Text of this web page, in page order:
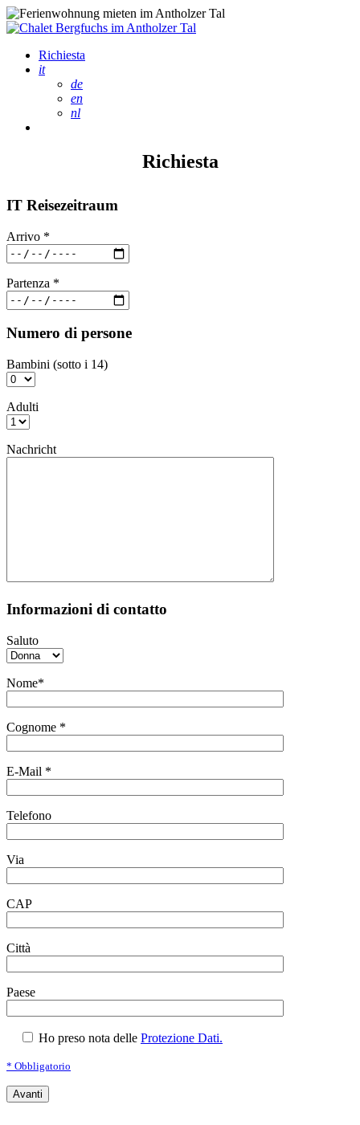
Skip
to
Richiesta
it
de
en
nl
Richiesta
IT Reisezeitraum
Arrivo *
Partenza *
Numero di persone
Bambini (sotto i 14)
Adulti
Nachricht
Informazioni di contatto
Saluto
Nome*
Cognome *
E-Mail *
Telefono
Via
CAP
Città
Paese
Ho preso nota delle Protezione Dati.
* Obbligatorio